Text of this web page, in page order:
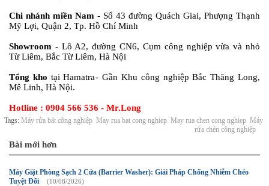
Chi nhánh miền Nam - Số 43 đường Quách Giai, Phượng Thạnh
Mỹ Lợi, Quận 2, Tp. Hồ Chí Minh
Showroom - Lô A2, đường CN6, Cụm công nghiệp vừa và nhỏ
Từ Liêm, Bắc Từ Liêm, Hà Nội
Tổng kho tại Hamatra - Gần Khu công nghiệp Bắc Thăng Long,
Mê Linh, Hà Nội.
Hotline : 0904 566 536 - Mr.Long
Tags: Máy rửa bát công nghiệp May rua bat cong nghiep May rua chen cong nghiep Máy
rửa chén công nghiệp
Bài mới hơn
Máy Giặt Phòng Sạch 2 Cửa (Barrier Washer): Giải Pháp Chống Nhiễm Chéo
Tuyệt Đối
(10/08/2026)